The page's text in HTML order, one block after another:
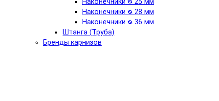
Наконечники ᴓ 25 мм
Наконечники ᴓ 28 мм
Наконечники ᴓ 36 мм
Штанга (Труба)
Бренды карнизов